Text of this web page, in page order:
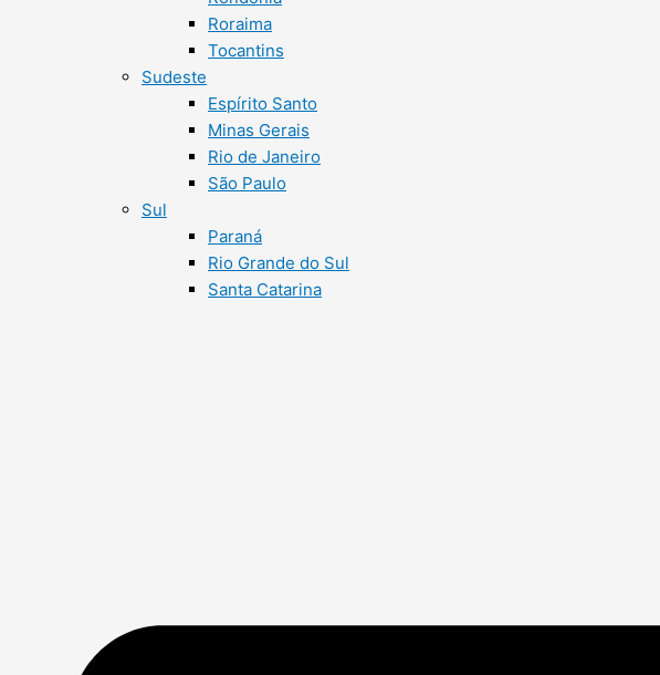
Roraima
Tocantins
Sudeste
Espírito Santo
Minas Gerais
Rio de Janeiro
São Paulo
Sul
Paraná
Rio Grande do Sul
Santa Catarina